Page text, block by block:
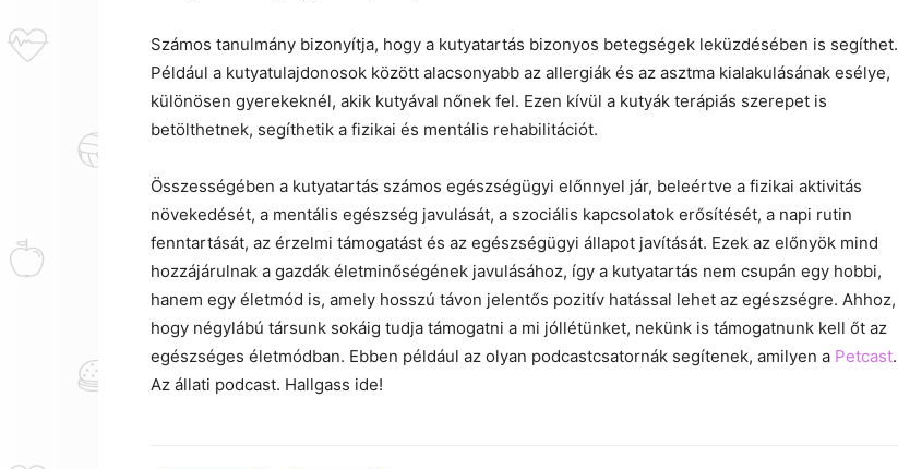
Számos tanulmány bizonyítja, hogy a kutyatartás bizonyos betegségek leküzdésében is segíthet.
Például a kutyatulajdonosok között alacsonyabb az allergiák és az asztma kialakulásának esélye,
különösen gyerekeknél, akik kutyával nőnek fel. Ezen kívül a kutyák terápiás szerepet is
betölthetnek, segíthetik a fizikai és mentális rehabilitációt.
Összességében a kutyatartás számos egészségügyi előnnyel jár, beleértve a fizikai aktivitás
növekedését, a mentális egészség javulását, a szociális kapcsolatok erősítését, a napi rutin
fenntartását, az érzelmi támogatást és az egészségügyi állapot javítását. Ezek az előnyök mind
hozzájárulnak a gazdák életminőségének javulásához, így a kutyatartás nem csupán egy hobbi,
hanem egy életmód is, amely hosszú távon jelentős pozitív hatással lehet az egészségre. Ahhoz,
hogy négylábú társunk sokáig tudja támogatni a mi jóllétünket, nekünk is támogatnunk kell őt az
egészséges életmódban. Ebben például az olyan podcastcsatornák segítenek, amilyen a Petcast.
Az állati podcast. Hallgass ide!